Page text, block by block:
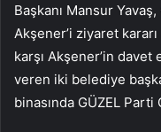
Başkanı Mansur
Akşener’i ziyaret kararı
karşı Akşener’in
veren iki belediye
binasında GÜZEL